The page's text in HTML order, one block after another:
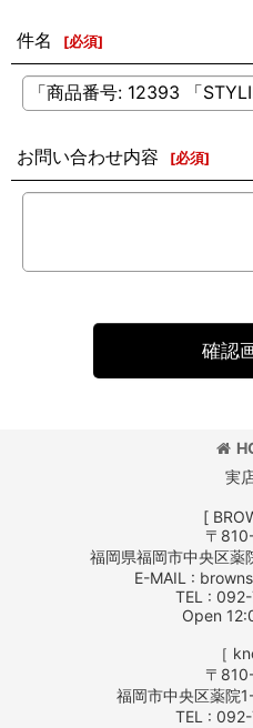
件名 [必須]
お問い合わせ内容 [必須]
確認
実
[
〒
福岡県福岡市中央区薬
E-MAIL :
TEL :
Open
［
〒
福岡市中央区薬院
TEL :